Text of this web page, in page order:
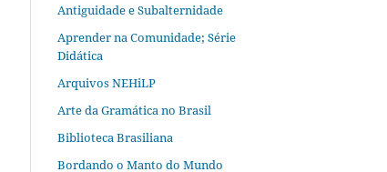
Antiguidade e Subalternidade
Aprender na Comunidade; Série
Didática
Arquivos NEHiLP
Arte da Gramática no Brasil
Biblioteca Brasiliana
Bordando o Manto do Mundo